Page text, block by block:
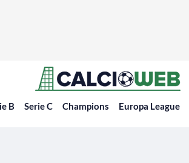
B Serie C Champions Europa League